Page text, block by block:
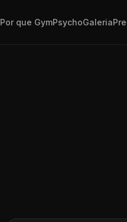
Por que GymPsychoGaleria